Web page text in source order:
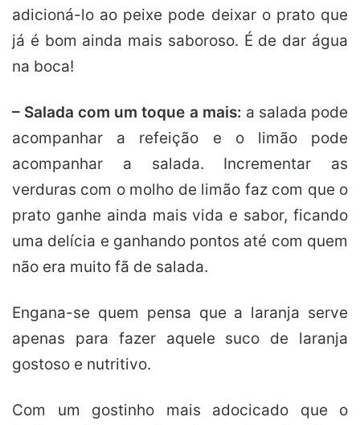
adicioná-lo ao peixe pode deixar o prato que
já é bom ainda mais saboroso. É de dar água
na boca!
– Salada com um toque a mais: a salada pode
acompanhar a refeição e o limão pode
acompanhar a salada. Incrementar as
verduras com o molho de limão faz com que o
prato ganhe ainda mais vida e sabor, ficando
uma delícia e ganhando pontos até com quem
não era muito fã de salada.
Engana-se quem pensa que a laranja serve
apenas para fazer aquele suco de laranja
gostoso e nutritivo.
Com um gostinho mais adocicado que o